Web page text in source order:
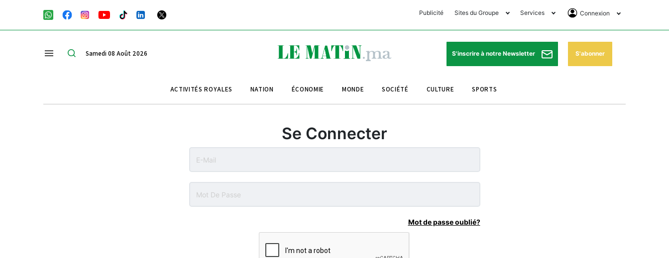
Publicité Sites du Groupe
Club Avantages
Le Matin Sports
Le Matin Store
Services
Horaires de prières
Pharmacies de garde
Programme TV
Connexion
Se Connecter
Abonnement
Samedi 08 Août 2026 S'inscrire à notre Newsletter S'abonner
ACTIVITÉS ROYALES NATION ÉCONOMIE MONDE SOCIÉTÉ CULTURE SPORTS
Se Connecter
Mot de passe oublié?